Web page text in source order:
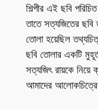
শিল্পীর এই ছবি
তাতে সত্যজিতের
তোলা হয়েছিল
ছবি তোলার একটি
সত্যজিৎ রায়কে নিয়ে
আমাদের